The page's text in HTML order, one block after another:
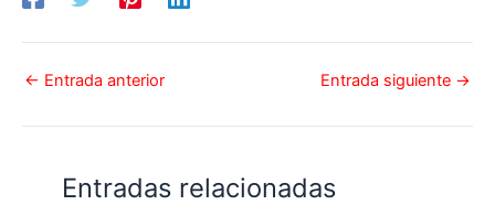
← Entrada anterior Entrada siguiente →
Entradas relacionadas